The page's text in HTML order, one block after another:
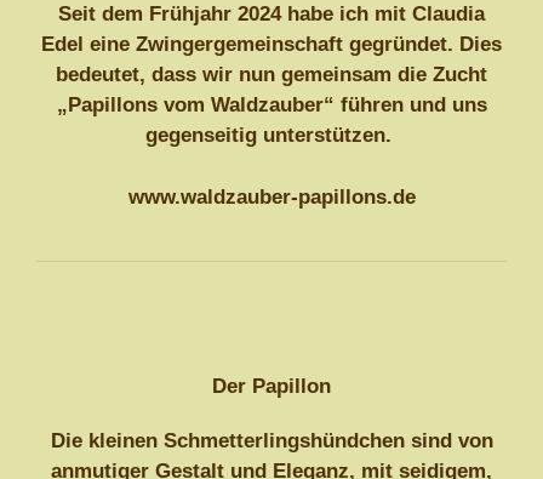
Seit dem Frühjahr 2024 habe ich mit Claudia
Edel eine Zwingergemeinschaft gegründet. Dies
bedeutet, dass wir nun gemeinsam die Zucht
„Papillons vom Waldzauber“ führen und uns
gegenseitig unterstützen.
www.waldzauber-papillons.de
Der Papillon
Die kleinen Schmetterlingshündchen sind von
anmutiger Gestalt und Eleganz, mit seidigem,